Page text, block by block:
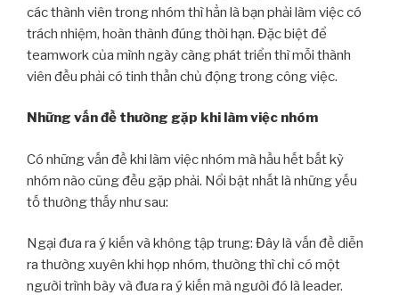
các thành viên trong nhóm thì hẳn là bạn phải làm việc có
trách nhiệm, hoàn thành đúng thời hạn. Đặc biệt để
teamwork của mình ngày càng phát triển thì mỗi thành
viên đều phải có tinh thần chủ động trong công việc.
Những vấn đề thường gặp khi làm việc nhóm
Có những vấn đề khi làm việc nhóm mà hầu hết bất kỳ
nhóm nào cũng đều gặp phải. Nổi bật nhất là những yếu
tố thường thấy như sau:
Ngại đưa ra ý kiến và không tập trung: Đây là vấn đề diễn
ra thường xuyên khi họp nhóm, thường thì chỉ có một
người trình bày và đưa ra ý kiến mà người đó là leader.